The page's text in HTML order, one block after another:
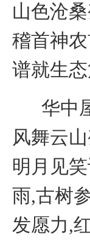
山色沧
稽首神
谱就生
华中
风舞云
明月见
雨,古树
发愿力,